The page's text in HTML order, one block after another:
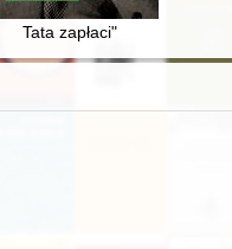
and 1795
na podstawie publicystyki
pięćdziesiątych i
Tata zapłaci"